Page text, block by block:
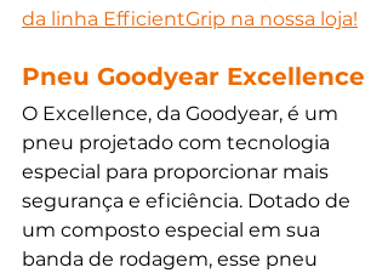
da linha EfficientGrip na nossa loja!
Pneu Goodyear Excellence
O Excellence, da Goodyear, é um
pneu projetado com tecnologia
especial para proporcionar mais
segurança e eficiência. Dotado de
um composto especial em sua
banda de rodagem, esse pneu